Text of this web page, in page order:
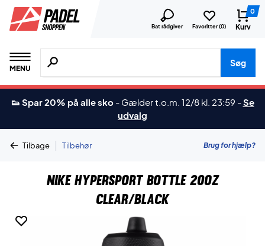
Bat rådgiver Favoritter (0)
0
Kurv
MENU
Søg efter produkter, mærker etc.
Søg
👟 Spar 20% på alle sko - Gælder t.o.m. 12/8 kl. 23:59 -Se
udvalg
Tilbage | Tilbehør Brug for hjælp?
Nike Hypersport Bottle 20oz
Clear/Black